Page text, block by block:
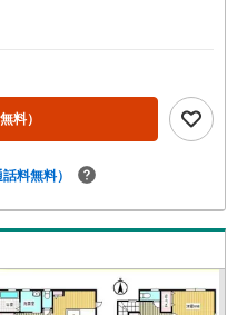
無料）
話料無料）